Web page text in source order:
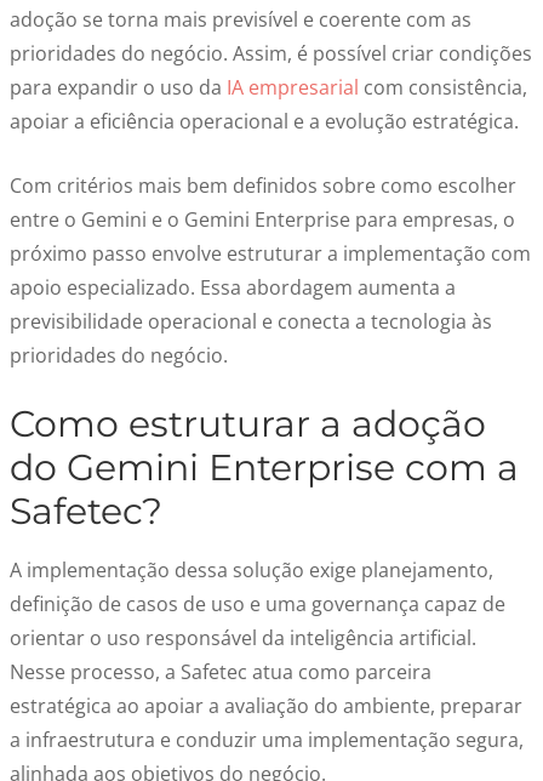
adoção se torna mais previsível e coerente com as
prioridades do negócio. Assim, é possível criar condições
para expandir o uso da IA empresarial com consistência,
apoiar a eficiência operacional e a evolução estratégica.
Com critérios mais bem definidos sobre como escolher
entre o Gemini e o Gemini Enterprise para empresas, o
próximo passo envolve estruturar a implementação com
apoio especializado. Essa abordagem aumenta a
previsibilidade operacional e conecta a tecnologia às
prioridades do negócio.
Como estruturar a adoção
do Gemini Enterprise com a
Safetec?
A implementação dessa solução exige planejamento,
definição de casos de uso e uma governança capaz de
orientar o uso responsável da inteligência artificial.
Nesse processo, a Safetec atua como parceira
estratégica ao apoiar a avaliação do ambiente, preparar
a infraestrutura e conduzir uma implementação segura,
alinhada aos objetivos do negócio.